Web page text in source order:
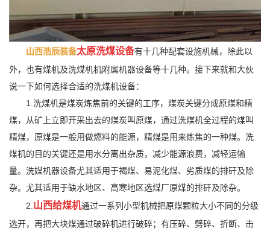
山西浩辰装备太原洗煤设备有十几种配套设施机械，除此以
外，也有煤机及洗煤机机附属机器设备等十几种。接下来就和大伙
说一下如何选择合适的洗煤机设备：
1.洗煤机是煤炭炼焦前的关键的工序，煤炭关键分成原煤和精
煤，从矿上立即开采出去的煤炭叫原煤，通过洗煤机全过程的煤叫
精煤，原煤是一般用做燃料的能源，精煤是用来炼焦的一种煤。洗
煤机的目的关键还是用水分离出杂质，减少能源浪费，减轻运输
量。洗媒机器设备尤其适用于褐煤、易泥化煤、劣质煤的排矸及除
杂。尤其适用于缺水地区、高寒地区选煤厂原煤的排矸及除杂。
2. 山西给煤机通过一系列小型机械把原煤颗粒大小不同的分级
选开，再把大块煤通过破碎机进行破碎；有压碎、劈碎、折断、击